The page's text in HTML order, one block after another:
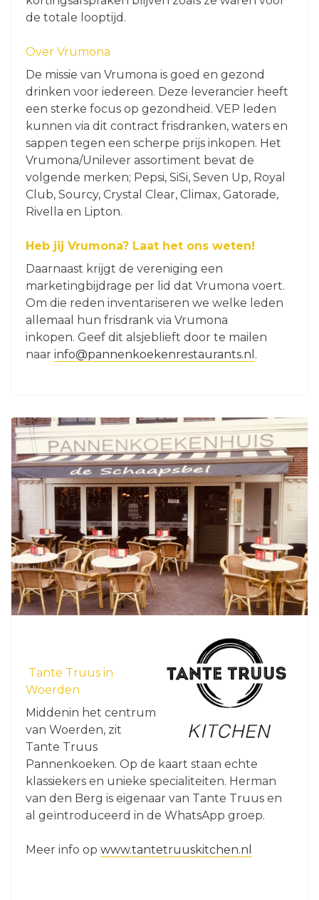
de totale looptijd.
Over Vrumona
De missie van Vrumona is goed en gezond
drinken voor iedereen. Deze leverancier heeft
een sterke focus op gezondheid. VEP leden
kunnen via dit contract frisdranken, waters en
sappen tegen een scherpe prijs inkopen. Het
Vrumona/Unilever assortiment bevat de
volgende merken; Pepsi, SiSi, Seven Up, Royal
Club, Sourcy, Crystal Clear, Climax, Gatorade,
Rivella en Lipton.
Heb jij Vrumona? Laat het ons weten!
Daarnaast krijgt de vereniging een
marketingbijdrage per lid dat Vrumona voert.
Om die reden inventariseren we welke leden
allemaal hun frisdrank via Vrumona
inkopen. Geef dit alsjeblieft door te mailen
naar info@pannenkoekenrestaurants.nl .
Tante Truus in
Woerden
Middenin het centrum
van Woerden, zit
Tante Truus
Pannenkoeken. Op de kaart staan echte
klassiekers en unieke specialiteiten. Herman
van den Berg is eigenaar van Tante Truus en
al geïntroduceerd in de WhatsApp groep.
Meer info op www.tantetruuskitchen.nl